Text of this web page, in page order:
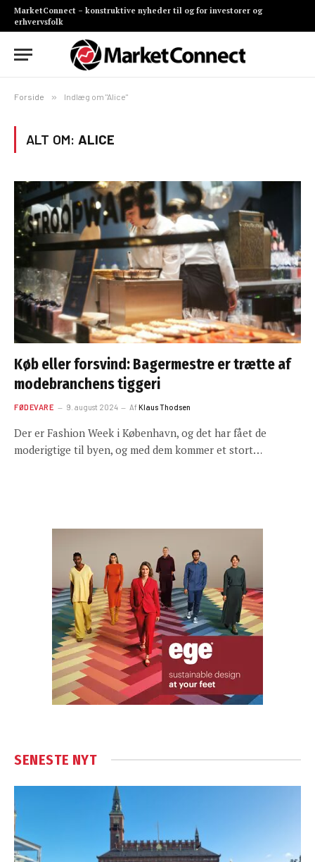
MarketConnect – konstruktive nyheder til og for investorer og
erhvervsfolk
Forside » Indlæg om "Alice"
ALT OM: ALICE
Køb eller forsvind: Bagermestre er trætte af
modebranchens tiggeri
FØDEVARE 9. august 2024 AfKlaus Thodsen
Der er Fashion Week i København, og det har fået de
moderigtige til byen, og med dem kommer et stort…
SENESTE NYT